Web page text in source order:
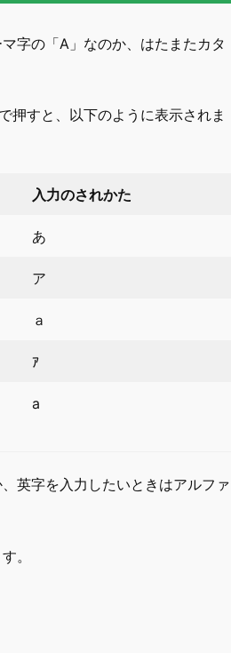
字の「A」なのか、はたまたカタ
押すと、以下のように表示されま
入力のされかた
あ
ア
ａ
ｱ
a
英字を入力したいときはアルファ
。